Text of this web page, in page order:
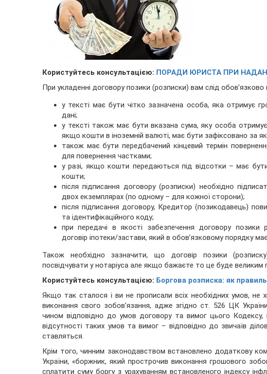
Користуйтесь консультацією: ПОРАДИ ЮРИСТА ПРИ
При укладенні договору позики (розписки) вам слід обов’язково
у тексті має бути чітко зазначена особа, яка отримує
дані;
у тексті також має бути вказана сума, яку особа
якщо кошти в іноземній валюті, має бути зафіксовано за
також має бути передбачений кінцевий термін
для повернення частками;
у разі, якщо кошти передаються під відсотки – має
кошти;
після підписання договору (розписки) необхідно
двох екземплярах (по одному – для кожної сторони);
після підписання договору, Кредитор (позикодавець)
та ідентифікаційного коду;
при передачі в якості забезпечення договору позики
договір іпотеки/застави, який в обов’язковому порядку
Також необхідно зазначити, що договір позики
посвідчувати у нотаріуса але якщо бажаєте то це буде великим
Користуйтесь консультацією: Боргова розписка: як
Якщо так сталося і ви не прописали всіх необхідних умов, не
виконання свого зобов’язання, адже згідно ст. 526 ЦК
чином відповідно до умов договору та вимог цього Кодексу,
відсутності таких умов та вимог – відповідно до звичаїв
ставляться.
Крім того, чинним законодавством встановлено додаткову
України, «боржник, який прострочив виконання грошового
сплатити суму боргу з урахуванням встановленого індексу